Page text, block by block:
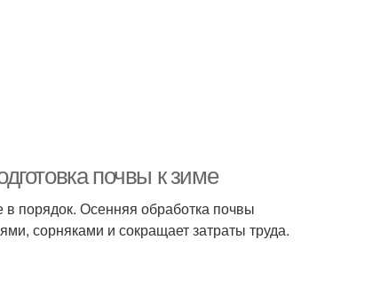
почвы к зиме
в порядок. Осенняя обработка почвы
сорняками и сокращает затраты труда.